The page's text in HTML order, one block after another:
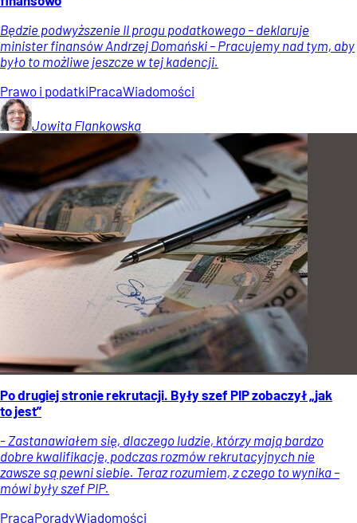
Będzie podwyższenie II progu podatkowego – deklaruje
minister finansów Andrzej Domański – Pracujemy nad tym, aby
było to możliwe jeszcze w tej kadencji.
Prawo i podatkiPracaWiadomości
Jowita Flankowska
Po drugiej stronie rekrutacji. Były szef PIP zobaczył „jak
to jest”
- Zastanawiałem się, dlaczego ludzie, którzy mają bardzo
dobre kwalifikacje, podczas rozmów rekrutacyjnych nie
zawsze są pewni siebie. Teraz rozumiem, z czego to wynika –
mówi były szef PIP.
PracaPoradyWiadomości